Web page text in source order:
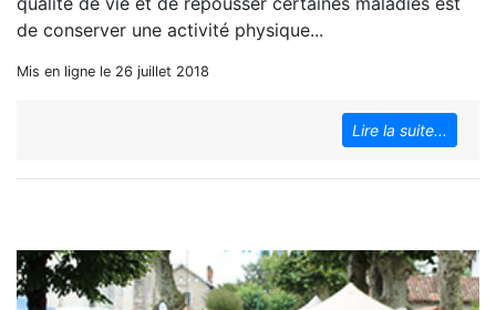
de conserver une activité physique...
Mis en ligne le 26 juillet 2018
Lire la suite...